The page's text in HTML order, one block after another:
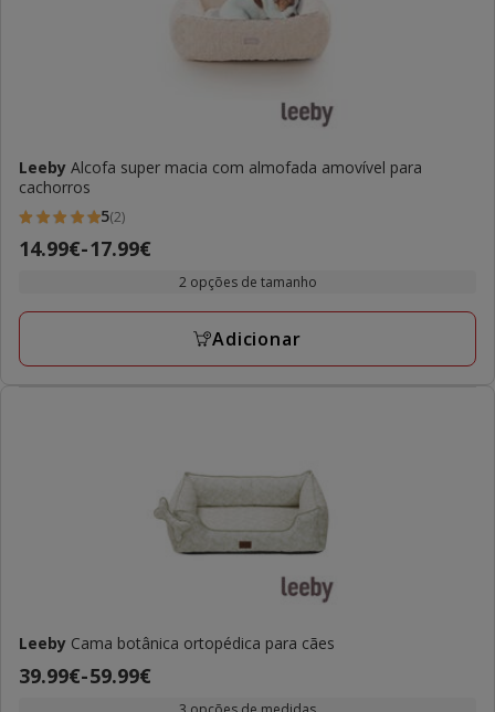
Leeby Alcofa super macia com almofada amovível para
cachorros
5
estrelas
2
5(2)
Preço
a
17.99€
14.99€-17.99€
2 opções de tamanho
Adicionar
Leeby Cama botânica ortopédica para cães
Preço
39.99€-59.99€